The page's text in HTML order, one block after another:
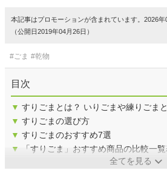
本記事はプロモーションが含まれています。2026
（公開日2019年04月26日）
#ごま #乾物
目次
▼ すりごまとは？ いりごまや練りごま
▼ すりごまの選び方
▼ すりごまのおすすめ7選
▼
「すりごま」おすすめ商品の比較一
全てを見る